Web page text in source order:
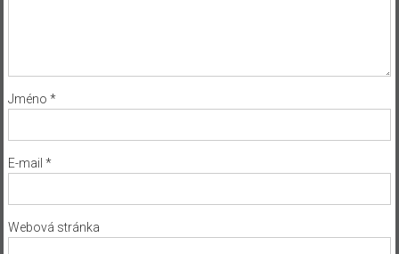
Jméno *
E-mail *
Webová stránka